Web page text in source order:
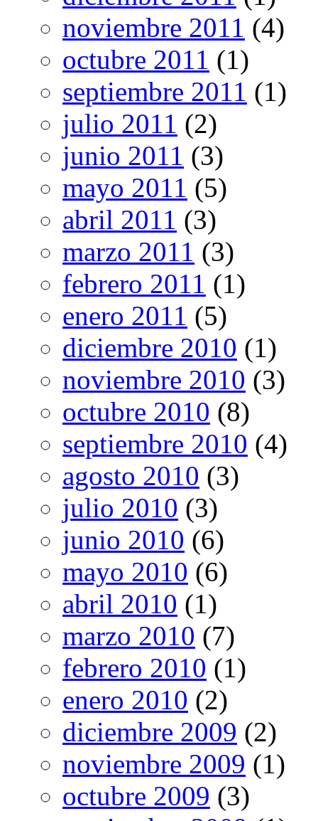
noviembre 2011 (4)
octubre 2011 (1)
septiembre 2011 (1)
julio 2011 (2)
junio 2011 (3)
mayo 2011 (5)
abril 2011 (3)
marzo 2011 (3)
febrero 2011 (1)
enero 2011 (5)
diciembre 2010 (1)
noviembre 2010 (3)
octubre 2010 (8)
septiembre 2010 (4)
agosto 2010 (3)
julio 2010 (3)
junio 2010 (6)
mayo 2010 (6)
abril 2010 (1)
marzo 2010 (7)
febrero 2010 (1)
enero 2010 (2)
diciembre 2009 (2)
noviembre 2009 (1)
octubre 2009 (3)